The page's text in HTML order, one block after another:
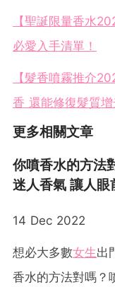
【聖誕限量香水
必愛入手清單！
【髮香噴霧推介
香 還能修復髮質增
更多相關文章
你噴香水的方法
迷人香氣 讓人眼
14 Dec 2022
想必大多數女生出
香水的方法對嗎？